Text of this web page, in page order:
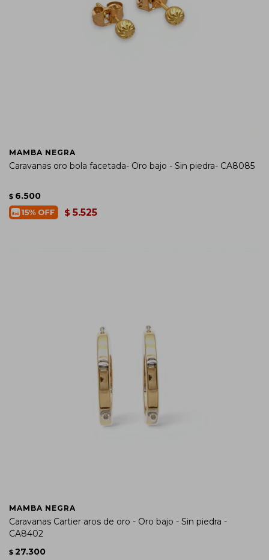
MAMBA NEGRA
Caravanas oro bola facetada- Oro bajo - Sin piedra- CA8085
$ 6.500
$ 5.525
MAMBA NEGRA
Caravanas Cartier aros de oro - Oro bajo - Sin piedra -
CA8402
$ 27.300